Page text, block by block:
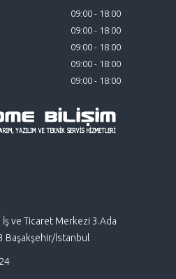
09:00 - 18:00
09:00 - 18:00
09:00 - 18:00
09:00 - 18:00
09:00 - 18:00
İş ve Ticaret Merkezi 3.Ada
Başakşehir/İstanbul